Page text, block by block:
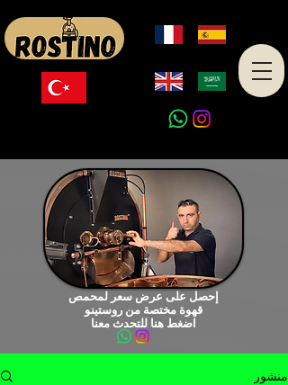
إحصل على عرض سعر لمحمص
قهوة مختصة من روستينو
اضغط هنا للتحدث معنا
منشور